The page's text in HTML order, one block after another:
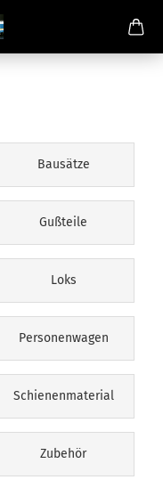
Bausätze
Gußteile
Loks
Personenwagen
Schienenmaterial
Zubehör